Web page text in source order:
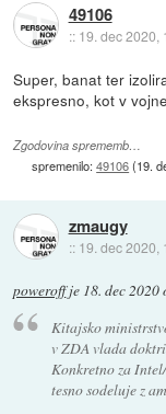
49106
:: 19. dec 2020,
Super, banat ter
ekspresno, kot v
Zgodovina sprememb…
spremenilo:49106(19.
zmaugy
:: 19. dec 2020,
poweroffje 18. dec 2020
Kitajsko
v ZDA vlada
Konkretno za
tesno sodeluje z